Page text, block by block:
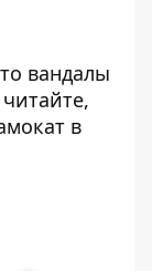
вандалы
в